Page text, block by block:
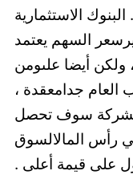
الاستثمارية
السهم يعتمد
أيضا علىومن
العام جدامعقدة ،
سوف تحصل
رأس المالالسوق
على قيمة أعلى .